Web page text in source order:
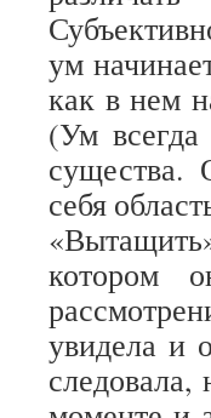
ум
как в нем
(Ум
существа.
себя
котором
увидела и
следовала,